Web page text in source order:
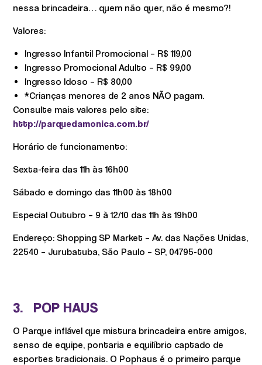
nessa brincadeira… quem não quer, não é mesmo?!
Valores:
Ingresso Infantil Promocional – R$ 119,00
Ingresso Promocional Adulto – R$ 99,00
Ingresso Idoso – R$ 80,00
*Crianças menores de 2 anos NÃO pagam.
Consulte mais valores pelo site:
http://parquedamonica.com.br/
Horário de funcionamento:
Sexta-feira das 11h às 16h00
Sábado e domingo das 11h00 às 18h00
Especial Outubro – 9 à 12/10 das 11h às 19h00
Endereço: Shopping SP Market – Av. das Nações Unidas,
22540 – Jurubatuba, São Paulo – SP, 04795-000
3. POP HAUS
O Parque inflável que mistura brincadeira entre amigos,
senso de equipe, pontaria e equilíbrio captado de
esportes tradicionais. O Pophaus é o primeiro parque